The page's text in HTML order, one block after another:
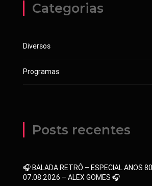
Categorias
Diversos
Programas
Posts recentes
🎧 BALADA RETRÔ – ESPECIAL ANOS
07.08.2026 – ALEX GOMES 🎧